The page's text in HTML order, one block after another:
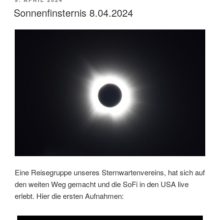
AM
Sonnenfinsternis 8.04.2024
Eine Reisegruppe unseres Sternwartenvereins, hat sich auf
den weiten Weg gemacht und die SoFi in den USA live
erlebt. Hier die ersten Aufnahmen: